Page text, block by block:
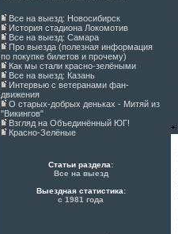
Все на выезд: Новосибирск
История стадиона Локомотив
Все на выезд: Самара
Про выезда (полезная информация
по покупке билетов и прочему)
Как мы стали красно-зелёными
Все на выезд: Казань
Интервью с ветеранами фан-
движения
О старых-добрых деньках - Митяй из
"Викингов"
Взгляд на Объединённый ЮГ!
Красно-Зелёные
Статьи раздела:
Все на выезд
Выездная статистика:
с 1981 года